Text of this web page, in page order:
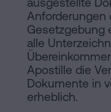
Anforderungen
Gesetzgebung
alle
Apostille die
Dokumente in
erheblich.